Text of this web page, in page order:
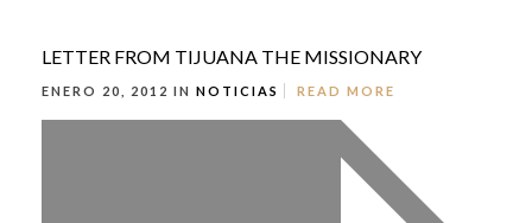
LETTER FROM TIJUANA THE MISSIONARY
ENERO 20, 2012 IN NOTICIAS READ MORE